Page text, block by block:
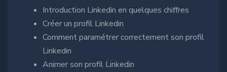
Introduction Linkedin en quelques chiffres
Créer un profil Linkedin
Comment paramétrer correctement son profil
Linkedin
Animer son profil Linkedin